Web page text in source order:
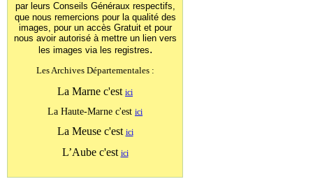
par leurs Conseils Généraux respectifs,
que nous remercions pour la qualité des
images, pour un accès Gratuit et pour
nous avoir autorisé à mettre un lien vers
les images via les registres.
Les Archives Départementales :
La Marne c'est ici
La Haute-Marne c'est ici
La Meuse c'est ici
L’Aube c'est ici